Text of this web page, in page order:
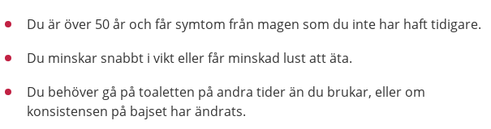
Du är över 50 år och får symtom från magen som du inte har haft tidigare.
Du minskar snabbt i vikt eller får minskad lust att äta.
Du behöver gå på toaletten på andra tider än du brukar, eller om
konsistensen på bajset har ändrats.